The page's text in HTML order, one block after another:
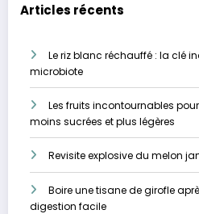
Articles récents
Le riz blanc réchauffé : la clé
microbiote
Les fruits incontournables
moins sucrées et plus légères
Revisite explosive du melon
Boire une tisane de girofle
digestion facile